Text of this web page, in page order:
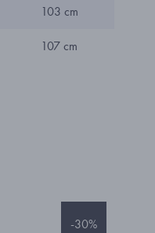
103 cm
107 cm
-30%